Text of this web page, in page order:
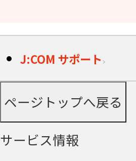
J:COM サポート
ページトップへ戻る
サービス情報